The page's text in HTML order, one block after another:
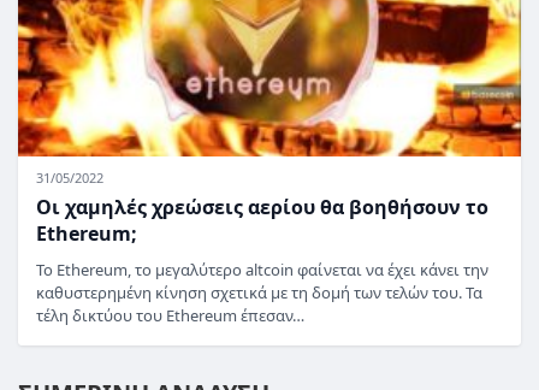
31/05/2022
Οι χαμηλές χρεώσεις αερίου θα βοηθήσουν το
Ethereum;
Το Ethereum, το μεγαλύτερο altcoin φαίνεται να έχει κάνει την
καθυστερημένη κίνηση σχετικά με τη δομή των τελών του. Τα
τέλη δικτύου του Ethereum έπεσαν…